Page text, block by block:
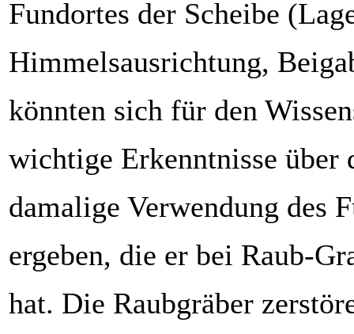
Fundortes der Scheibe
Himmelsausrichtung,
könnten sich für den
wichtige Erkenntnisse über
damalige Verwendung des
ergeben, die er bei Raub-
hat. Die Raubgräber